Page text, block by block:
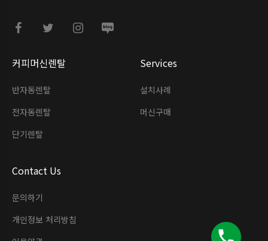
커피머신렌탈
반자동렌탈
전자동렌탈
단기렌탈
Services
설치사례
머신구매
Contact Us
문의하기
개인정보 처리방침